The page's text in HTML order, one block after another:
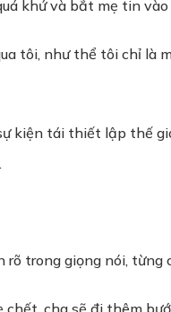
khứ và bắt mẹ tin
tôi, như thể tôi chỉ là
kiện tái thiết lập thế
trong giọng nói,
cha sẽ đi thêm